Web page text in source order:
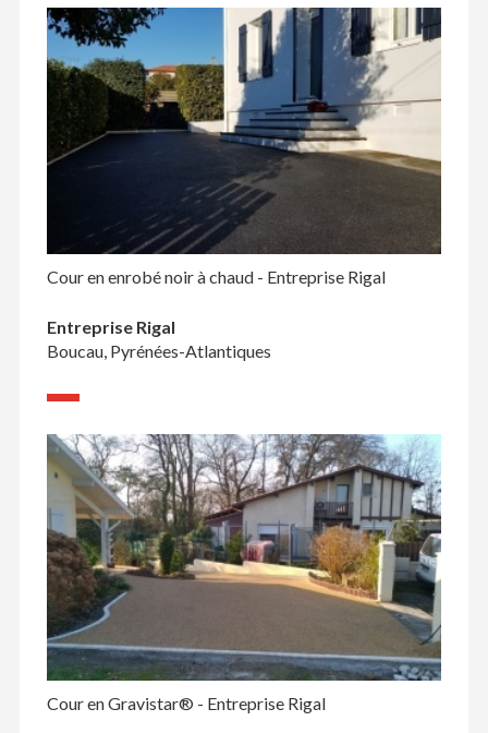
Cour en enrobé noir à chaud - Entreprise Rigal
Entreprise Rigal
Boucau, Pyrénées-Atlantiques
Cour en Gravistar® - Entreprise Rigal